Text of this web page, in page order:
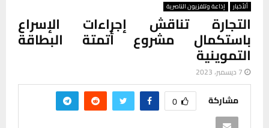
ألأخبار إذاعة وتلفزيون الناصرية
التجارة تناقش إجراءات الإسراع
باستكمال مشروع أتمتة البطاقة
التموينية
7 ديسمبر، 2023
مشاركة 0